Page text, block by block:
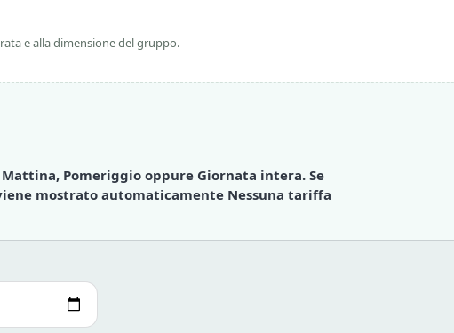
e alla dimensione del gruppo.
Mattina, Pomeriggio oppure Giornata intera. Se
mostrato automaticamente Nessuna tariffa